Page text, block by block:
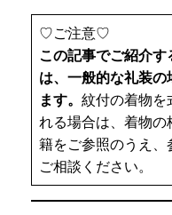
♡ご注意♡
この記事でご紹介
は、一般的な礼装
ます。 紋付の着物を
れる場合は、着物
籍をご参照のうえ
ご相談ください。